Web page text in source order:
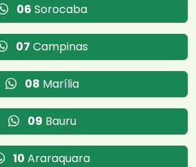
06 Sorocaba
07 Campinas
08 Marília
09 Bauru
10 Araraquara